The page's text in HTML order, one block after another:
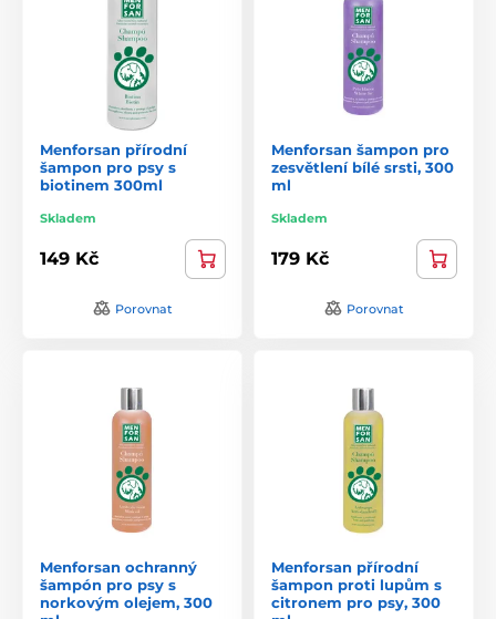
Menforsan přírodní
šampon pro psy s
biotinem 300ml
Skladem
149 Kč
Porovnat
Menforsan šampon pro
zesvětlení bílé srsti, 300
ml
Skladem
179 Kč
Porovnat
Menforsan ochranný
šampón pro psy s
norkovým olejem, 300
Menforsan přírodní
šampon proti lupům s
citronem pro psy, 300